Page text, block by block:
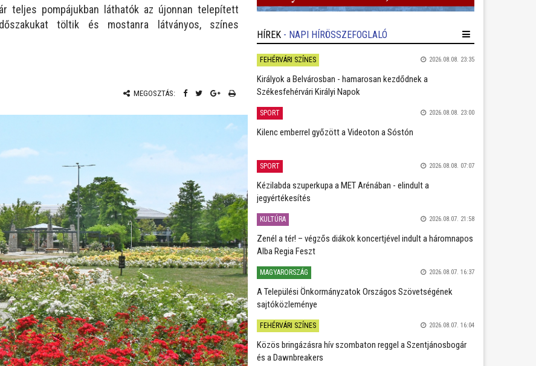
teljes pompájukban láthatók az újonnan telepített
töltik és mostanra látványos, színes
MEGOSZTÁS:
HÍREK - NAPI HÍRÖSSZEFOGLALÓ
FEHÉRVÁRI SZÍNES 2026.08.08. 23:35
Királyok a Belvárosban - hamarosan kezdődnek a
Székesfehérvári Királyi Napok
SPORT 2026.08.08. 23:00
Kilenc emberrel győzött a Videoton a Sóstón
SPORT 2026.08.08. 07:07
Kézilabda szuperkupa a MET Arénában - elindult a
jegyértékesítés
KULTÚRA 2026.08.07. 21:58
Zenél a tér! – végzős diákok koncertjével indult a háromnapos
Alba Regia Feszt
MAGYARORSZÁG 2026.08.07. 16:37
A Települési Önkormányzatok Országos Szövetségének
sajtóközleménye
FEHÉRVÁRI SZÍNES 2026.08.07. 16:04
Közös bringázásra hív szombaton reggel a Szentjánosbogár
és a Dawnbreakers